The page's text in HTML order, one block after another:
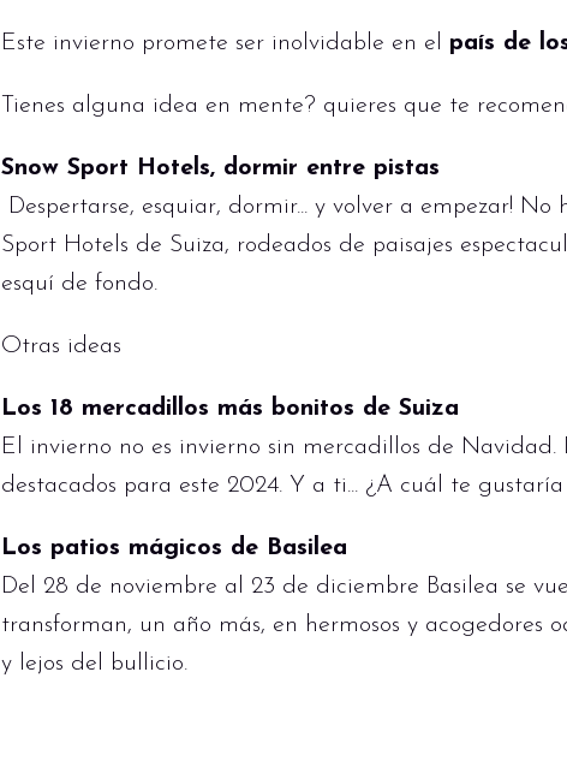
Este invierno promete ser inolvidable en el país de
Tienes alguna idea en mente? quieres que te
Snow Sport Hotels, dormir entre pistas
Despertarse, esquiar, dormir... y volver a empezar!
Sport Hotels de Suiza, rodeados de paisajes
esquí de fondo.
Otras ideas
Los 18 mercadillos más bonitos de Suiza
El invierno no es invierno sin mercadillos de Navidad.
destacados para este 2024. Y a ti... ¿A cuál te
Los patios mágicos de Basilea
Del 28 de noviembre al 23 de diciembre Basilea se
transforman, un año más, en hermosos y acogedores
y lejos del bullicio.